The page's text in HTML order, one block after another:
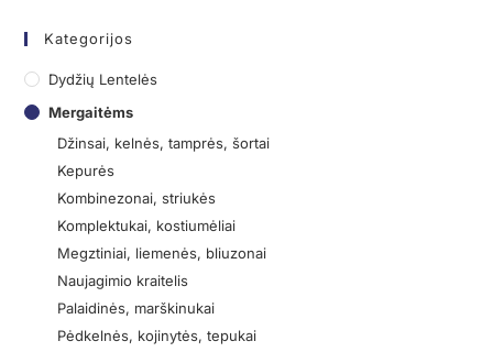
Kategorijos
Dydžių Lentelės
Mergaitėms
Džinsai, kelnės, tamprės, šortai
Kepurės
Kombinezonai, striukės
Komplektukai, kostiumėliai
Megztiniai, liemenės, bliuzonai
Naujagimio kraitelis
Palaidinės, marškinukai
Pėdkelnės, kojinytės, tepukai